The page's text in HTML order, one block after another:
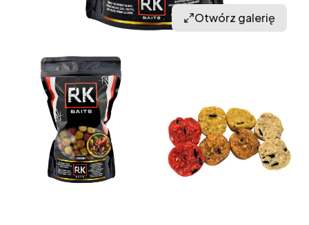
Otwórz galerię